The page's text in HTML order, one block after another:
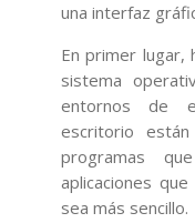
una interfaz
En primer lugar,
sistema
entornos de
escritorio
programas
aplicaciones
sea más sencillo.